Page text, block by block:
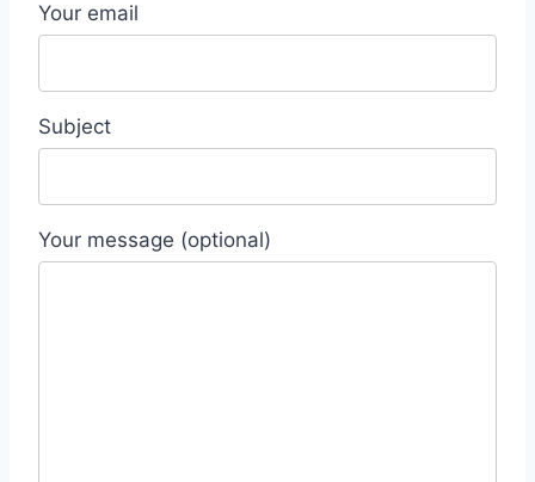
Your email
Subject
Your message (optional)